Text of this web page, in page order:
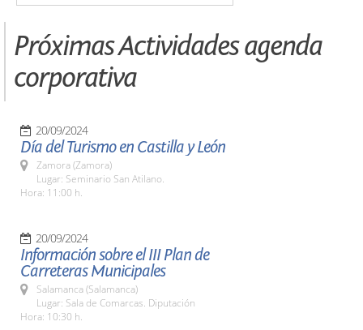
Próximas Actividades agenda
corporativa
20/09/2024
Día del Turismo en Castilla y León
Zamora (Zamora)
Lugar: Seminario San Atilano.
Hora: 11:00 h.
20/09/2024
Información sobre el III Plan de
Carreteras Municipales
Salamanca (Salamanca)
Lugar: Sala de Comarcas. Diputación
Hora: 10:30 h.